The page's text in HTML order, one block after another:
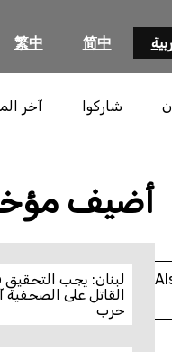
简中
繁中
شاركوا آخر
أضيف
لبنان: يجب التحقيق
القاتل على الصحفية
حرب